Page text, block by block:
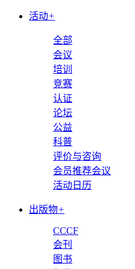
活动+
全部
会议
培训
竞赛
认证
论坛
公益
科普
评价与咨询
会员推荐会议
活动日历
出版物+
CCCF
会刊
图书